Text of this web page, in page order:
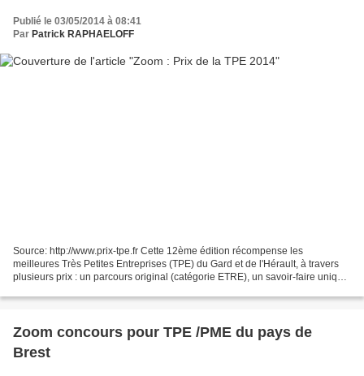
Publié le 03/05/2014 à 08:41
Par Patrick RAPHAELOFF
Source: http://www.prix-tpe.fr Cette 12ème édition récompense les
meilleures Très Petites Entreprises (TPE) du Gard et de l'Hérault, à travers
plusieurs prix : un parcours original (catégorie ETRE), un savoir-faire unique
Zoom concours pour TPE /PME du pays de
Brest